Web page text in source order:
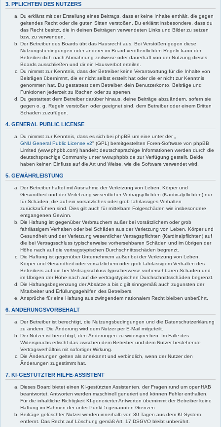
3. PFLICHTEN DES NUTZERS
Du erklärst mit der Erstellung eines Beitrags, dass er keine Inhalte enthält, die gegen
geltendes Recht oder die guten Sitten verstoßen. Du erklärst insbesondere, dass du
das Recht besitzt, die in deinen Beiträgen verwendeten Links und Bilder zu setzen
bzw. zu verwenden.
Der Betreiber des Boards übt das Hausrecht aus. Bei Verstößen gegen diese
Nutzungsbedingungen oder anderer im Board veröffentlichten Regeln kann der
Betreiber dich nach Abmahnung zeitweise oder dauerhaft von der Nutzung dieses
Boards ausschließen und dir ein Hausverbot erteilen.
Du nimmst zur Kenntnis, dass der Betreiber keine Verantwortung für die Inhalte von
Beiträgen übernimmt, die er nicht selbst erstellt hat oder die er nicht zur Kenntnis
genommen hat. Du gestattest dem Betreiber, dein Benutzerkonto, Beiträge und
Funktionen jederzeit zu löschen oder zu sperren.
Du gestattest dem Betreiber darüber hinaus, deine Beiträge abzuändern, sofern sie
gegen o. g. Regeln verstoßen oder geeignet sind, dem Betreiber oder einem Dritten
Schaden zuzufügen.
4. GENERAL PUBLIC LICENSE
Du nimmst zur Kenntnis, dass es sich bei phpBB um eine unter der „
GNU General Public License v2" (GPL) bereitgestellten Foren-Software von phpBB
Limited (www.phpbb.com) handelt; deutschsprachige Informationen werden durch die
deutschsprachige Community unter www.phpbb.de zur Verfügung gestellt. Beide
haben keinen Einfluss auf die Art und Weise, wie die Software verwendet wird.
5. GEWÄHRLEISTUNG
Der Betreiber haftet mit Ausnahme der Verletzung von Leben, Körper und
Gesundheit und der Verletzung wesentlicher Vertragspflichten (Kardinalpflichten) nur
für Schäden, die auf ein vorsätzliches oder grob fahrlässiges Verhalten
zurückzuführen sind. Dies gilt auch für mittelbare Folgeschäden wie insbesondere
entgangenen Gewinn.
Die Haftung ist gegenüber Verbrauchern außer bei vorsätzlichem oder grob
fahrlässigem Verhalten oder bei Schäden aus der Verletzung von Leben, Körper und
Gesundheit und der Verletzung wesentlicher Vertragspflichten (Kardinalpflichten) auf
die bei Vertragsschluss typischerweise vorhersehbaren Schäden und im übrigen der
Höhe nach auf die vertragstypischen Durchschnittsschäden begrenzt.
Die Haftung ist gegenüber Unternehmern außer bei der Verletzung von Leben,
Körper und Gesundheit oder vorsätzlichem oder grob fahrlässigem Verhalten des
Betreibers auf die bei Vertragsschluss typischerweise vorhersehbaren Schäden und
im Übrigen der Höhe nach auf die vertragstypischen Durchschnittsschäden begrenzt.
Die Haftungsbegrenzung der Absätze a bis c gilt sinngemäß auch zugunsten der
Mitarbeiter und Erfüllungsgehilfen des Betreibers.
Ansprüche für eine Haftung aus zwingendem nationalem Recht bleiben unberührt.
6. ÄNDERUNGSVORBEHALT
Der Betreiber ist berechtigt, die Nutzungsbedingungen und die Datenschutzerklärung
zu ändern. Die Änderung wird dem Nutzer per E-Mail mitgeteilt.
Der Nutzer ist berechtigt, den Änderungen zu widersprechen. Im Falle des
Widerspruchs erlischt das zwischen dem Betreiber und dem Nutzer bestehende
Vertragsverhältnis mit sofortiger Wirkung.
Die Änderungen gelten als anerkannt und verbindlich, wenn der Nutzer den
Änderungen zugestimmt hat.
7. KI-GESTÜTZTER HILFE-ASSISTENT
Dieses Board bietet einen KI-gestützten Assistenten, der Fragen rund um openHAB
beantwortet. Antworten werden maschinell generiert und können Fehler enthalten.
Für die inhaltliche Richtigkeit KI-generierter Antworten übernimmt der Betreiber keine
Haftung im Rahmen der unter Punkt 5 genannten Grenzen.
Beiträge gelöschter Nutzer werden innerhalb von 30 Tagen aus dem KI-System
entfernt. Das Recht auf Löschung gemäß Art. 17 DSGVO bleibt unberührt.